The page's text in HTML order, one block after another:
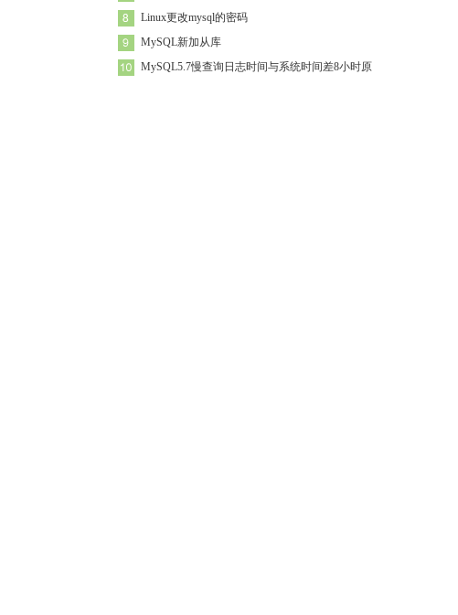
Linux更改mysql的密码
MySQL新加从库
MySQL5.7慢查询日志时间与系统时间差8小时原